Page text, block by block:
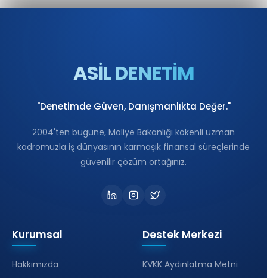
ASİL DENETİM
"Denetimde Güven, Danışmanlıkta Değer."
2004'ten bugüne, Maliye Bakanlığı kökenli uzman
kadromuzla iş dünyasının karmaşık finansal süreçlerinde
güvenilir çözüm ortağınız.
Kurumsal
Hakkımızda
Destek Merkezi
KVKK Aydınlatma Metni